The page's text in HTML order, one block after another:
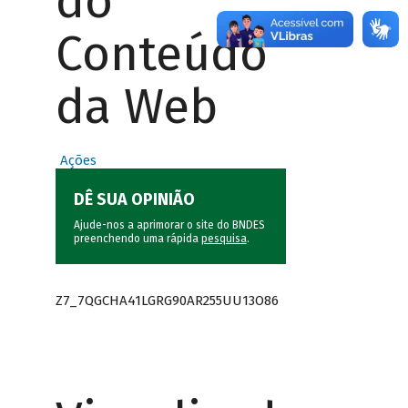
Conteúdo
da Web
Ações
DÊ SUA OPINIÃO
Ajude-nos a aprimorar o site do BNDES
preenchendo uma rápida pesquisa.
Z7_7QGCHA41LGRG90AR255UU13O86